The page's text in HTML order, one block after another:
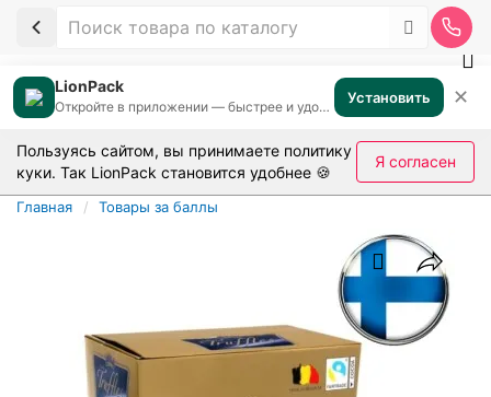
LionPack
Откройте в приложении — быстрее и удобнее Установить ✕
Пользуясь сайтом, вы принимаете политику
куки. Так LionPack становится удобнее 🍪
Я согласен
Главная Товары за баллы